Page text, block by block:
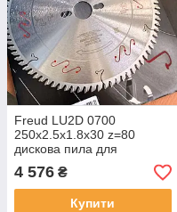
Freud LU2D 0700
250х2.5х1.8х30 z=80
дискова пила для
чистового пиляння масиву
деревини
4 576 ₴
Купити